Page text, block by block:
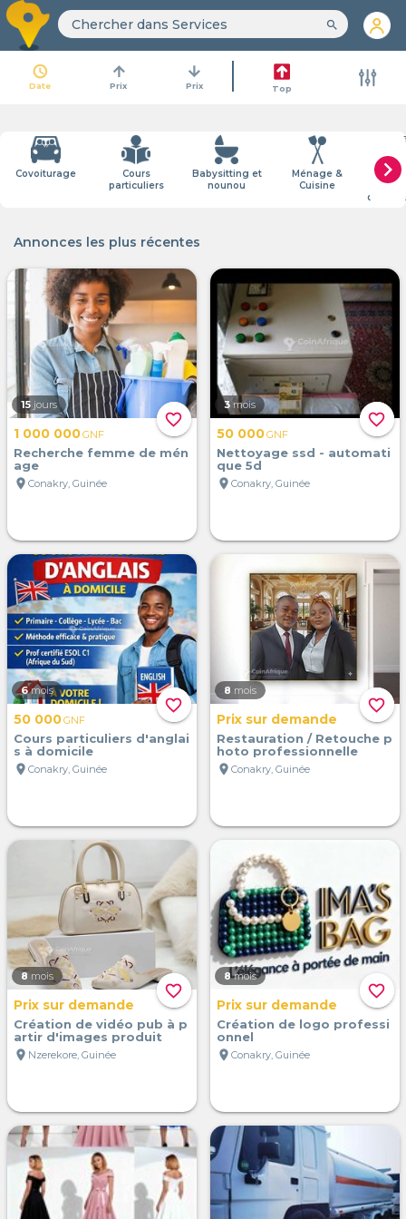
search
access_time
Date
arrow_upward
Prix
arrow_downward
Prix Top
chevron_right
Covoiturage
Cours
particuliers
Babysitting et
nounou
Ménage &
Cuisine
Annonces les plus récentes
favorite_border
15 jours
1 000 000GNF
Recherche femme de mén
age
location_on Conakry, Guinée
favorite_border
3 mois
50 000GNF
Nettoyage ssd - automati
que 5d
location_on Conakry, Guinée
favorite_border
6 mois
50 000GNF
Cours particuliers d'anglai
s à domicile
location_on Conakry, Guinée
favorite_border
8 mois
Prix sur demande
Restauration / Retouche p
hoto professionnelle
location_on Conakry, Guinée
favorite_border
8 mois
Prix sur demande
Création de vidéo pub à p
artir d'images produit
location_on Nzerekore, Guinée
favorite_border
8 mois
Prix sur demande
Création de logo professi
onnel
location_on Conakry, Guinée